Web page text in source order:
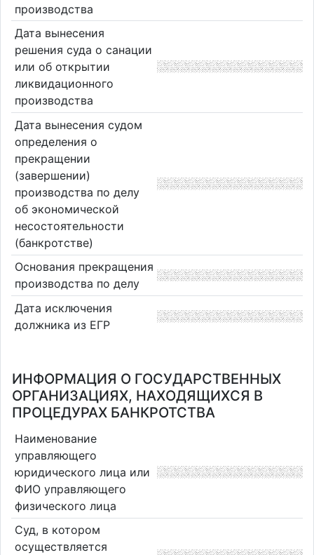
производства
Дата вынесения
решения суда о санации
или об открытии
ликвидационного
производства
Дата вынесения судом
определения о
прекращении
(завершении)
производства по делу
об экономической
несостоятельности
(банкротстве)
Основания прекращения
производства по делу
Дата исключения
должника из ЕГР
ИНФОРМАЦИЯ О ГОСУДАРСТВЕННЫХ
ОРГАНИЗАЦИЯХ, НАХОДЯЩИХСЯ В
ПРОЦЕДУРАХ БАНКРОТСТВА
Наименование
управляющего
юридического лица или
ФИО управляющего
физического лица
Суд, в котором
осуществляется